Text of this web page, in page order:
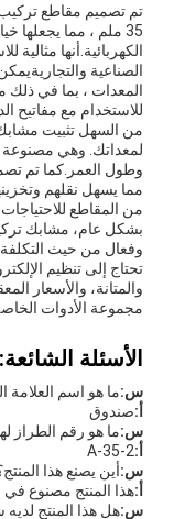
تم تصميم مقاطع تركيب
35 ملم ، مما يجعلها
الكهربائية.أنها
الصناعية
المعدات ، بما في ذلك
للاستخدام مع مفاتيح
من السهل تثبيت
لمعداتك. وهي مصنوعة
وطول العمر.كما تم
من المقاطع
بشكل عام، مشابك
وفعال من حيث التكلفة
تحتاج إلى تنظيم
والمتانة، والأسعار
مجموعة الأدوات
الأسئلة الشائعة:
س:ما هو اسم العلامة
أ:صندوق
س:ما هو رقم الطراز
أ:A-35-2
س:أين يصنع هذا
أ:هذا المنتج مصنوع في
س:هل هذا المنتج لديه